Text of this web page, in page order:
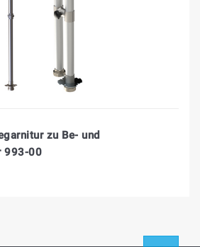
zu Be- und
993-00